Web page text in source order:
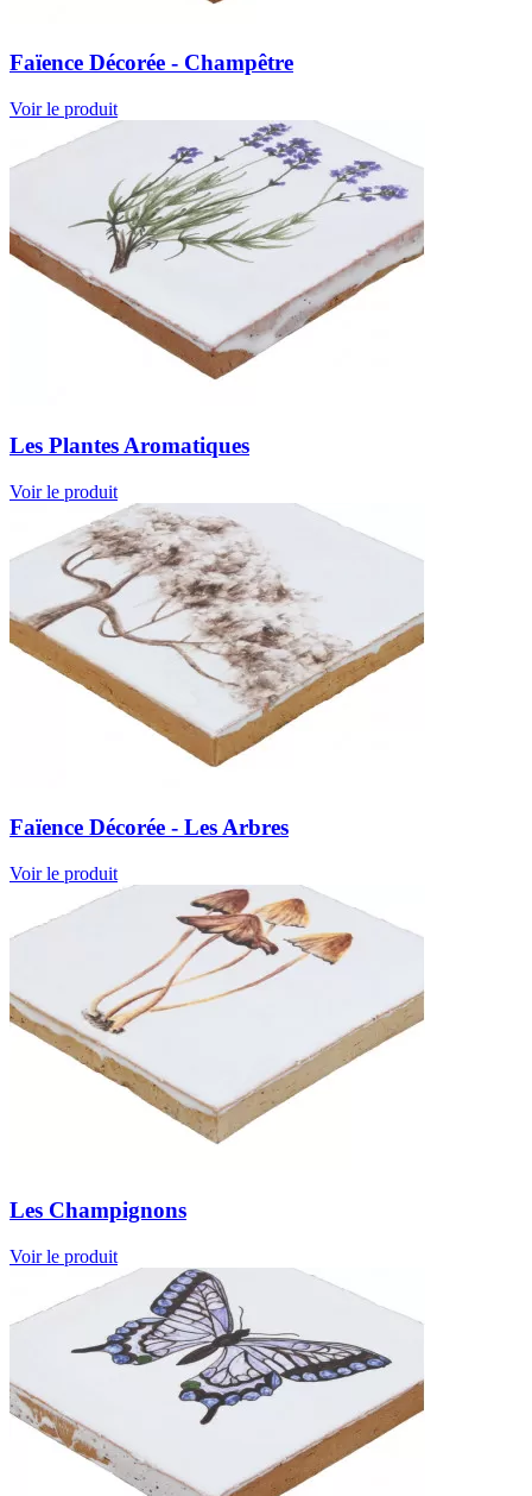
Faïence Décorée - Champêtre
Voir le produit
Les Plantes Aromatiques
Voir le produit
Faïence Décorée - Les Arbres
Voir le produit
Les Champignons
Voir le produit